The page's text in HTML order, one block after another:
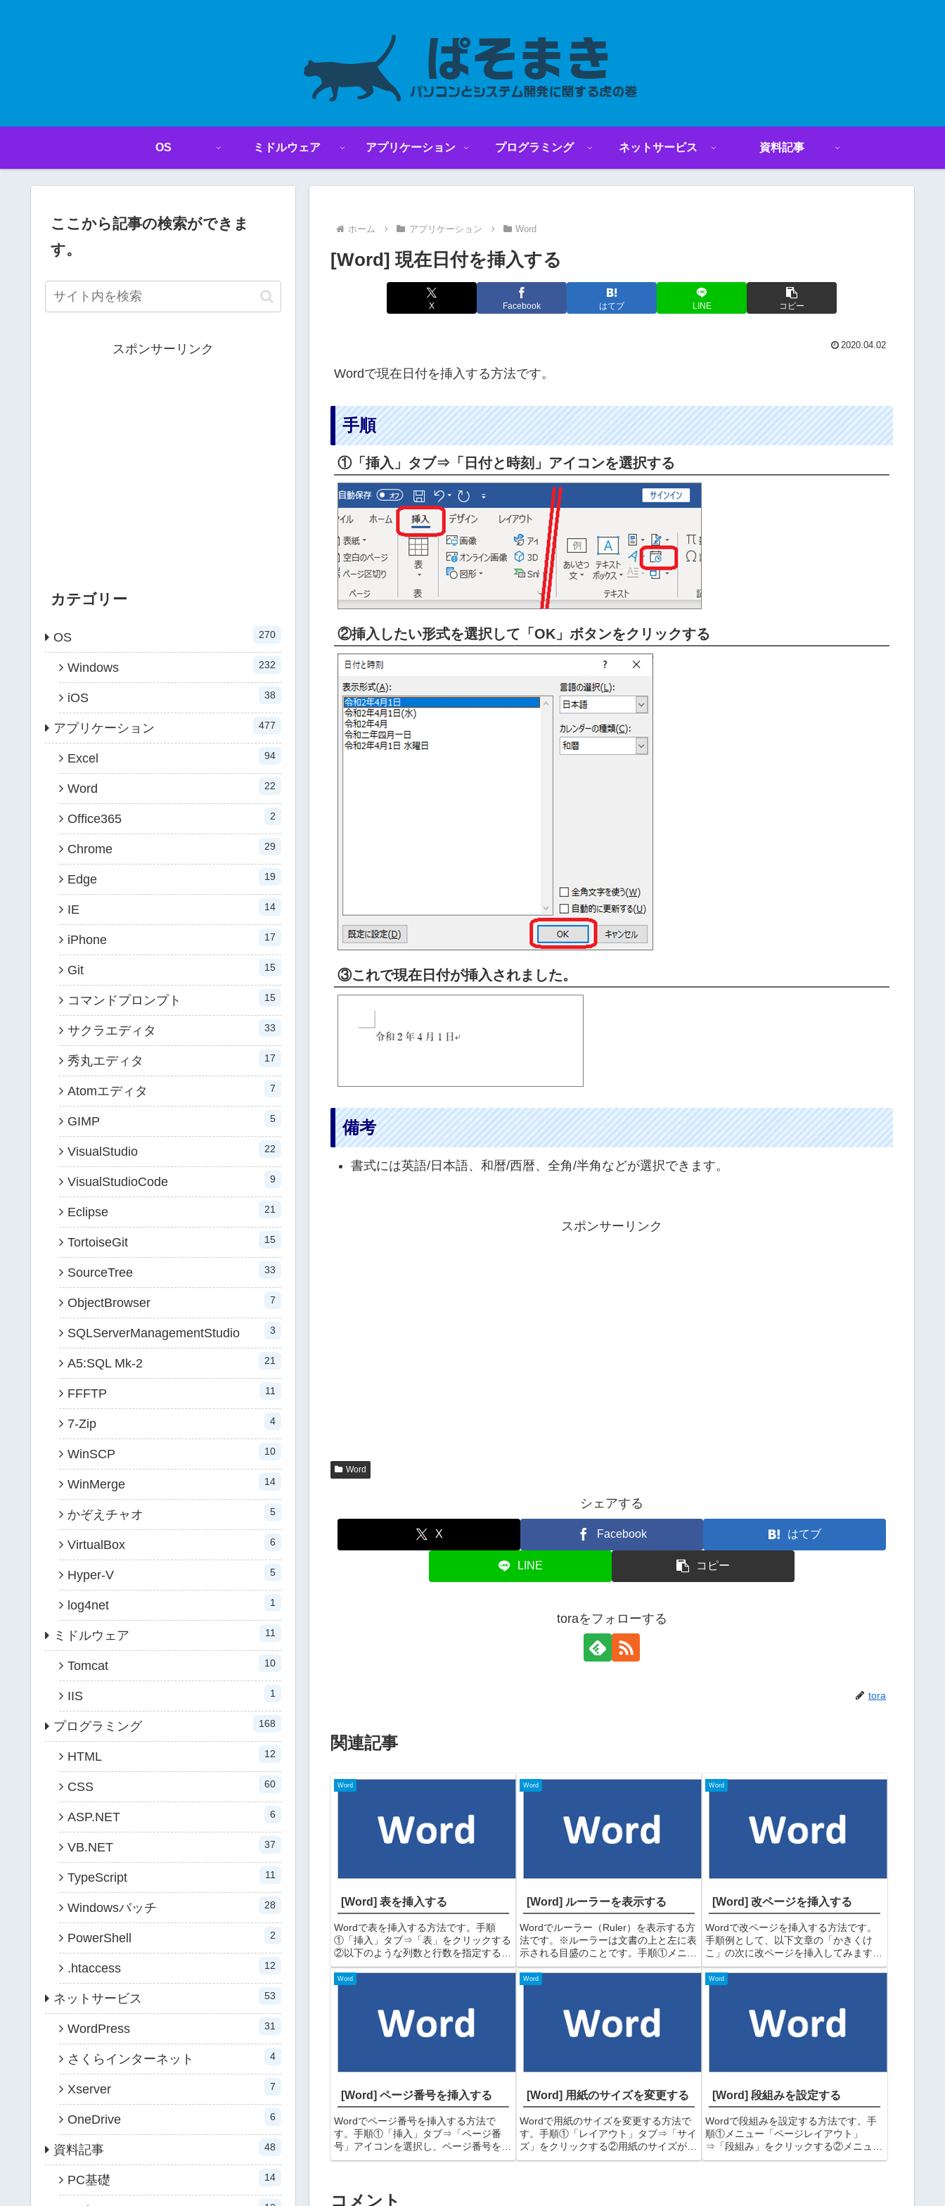
OS ミドルウェア アプリケーション プログラミング ネットサービス 資料記事
ホーム アプリケーション Word
[Word] 現在日付を挿入する
X Facebook はてブ LINE コピー
2020.04.02
Wordで現在日付を挿入する方法です。
手順
①「挿入」タブ⇒「日付と時刻」アイコンを選択する
②挿入したい形式を選択して「OK」ボタンをクリックする
③これで現在日付が挿入されました。
備考
書式には英語/日本語、和暦/西暦、全角/半角などが選択できます。
スポンサーリンク
Word
シェアする
X Facebook はてブ
LINE コピー
toraをフォローする
tora
関連記事
Word
[Word] 表を挿入する
Wordで表を挿入する方法です。手順
①「挿入」タブ⇒「表」をクリックする
②以下のような列数と行数を指定するサ
ブ画面が表示されるので、作成したいサ
イズを指定します。３行ｘ５列の表を作
Word
[Word] ルーラーを表示する
Wordでルーラー（Ruler）を表示する方
法です。※ルーラーは文書の上と左に表
示される目盛のことです。手順①メニュ
ー「表示」→「ルーラー」にチェックを
入れる②これでルーラーが表示されま
Word
[Word] 改ページを挿入する
Wordで改ページを挿入する方法です。
手順例として、以下文章の「かきくけ
こ」の次に改ページを挿入してみます。
①改ページを挿入する「かきくけこ」の
最語にカーソルを合わせる②Wordメニ
Word
[Word] ページ番号を挿入する
Wordでページ番号を挿入する方法で
す。手順①「挿入」タブ⇒「ページ番
号」アイコンを選択し、ページ番号を挿
入したい箇所にカーソルを合わせる今回
れるのでお好みの表示形式...
Word
[Word] 用紙のサイズを変更する
Wordで用紙のサイズを変更する方法で
す。手順①「レイアウト」タブ⇒「サイ
ズ」をクリックする②用紙のサイズが一
覧表示されるので、使用したい用紙サイ
Word
[Word] 段組みを設定する
Wordで段組みを設定する方法です。手
順①メニュー「ページレイアウト」
⇒「段組み」をクリックする②メニュー
が表示されるので設定したい段数をクリ
コメント
ここから記事の検索ができま
す。
スポンサーリンク
カテゴリー
OS 270
Windows 232
iOS 38
アプリケーション 477
Excel 94
Word 22
Office365 2
Chrome 29
Edge 19
IE 14
iPhone 17
Git 15
コマンドプロンプト 15
サクラエディタ 33
秀丸エディタ 17
Atomエディタ 7
GIMP 5
VisualStudio 22
VisualStudioCode 9
Eclipse 21
TortoiseGit 15
SourceTree 33
ObjectBrowser 7
SQLServerManagementStudio 3
A5:SQL Mk-2 21
FFFTP 11
7-Zip 4
WinSCP 10
WinMerge 14
かぞえチャオ 5
VirtualBox 6
Hyper-V 5
log4net 1
ミドルウェア 11
Tomcat 10
IIS 1
プログラミング 168
HTML 12
CSS 60
ASP.NET 6
VB.NET 37
TypeScript 11
Windowsバッチ 28
PowerShell 2
.htaccess 12
ネットサービス 53
WordPress 31
さくらインターネット 4
Xserver 7
OneDrive 6
資料記事 48
PC基礎 14